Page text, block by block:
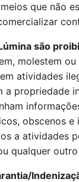
que não
são
molestem ou
atividades
a propriedade
obscenos e
a atividades
qualquer